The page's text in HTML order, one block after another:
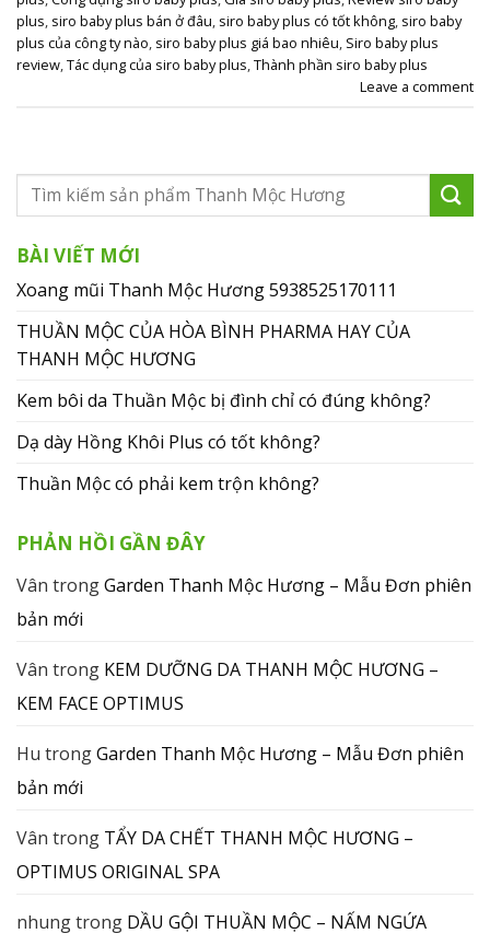
plus, siro baby plus bán ở đâu, siro baby plus có tốt không, siro baby
plus của công ty nào, siro baby plus giá bao nhiêu, Siro baby plus
review,Tác dụng của siro baby plus,Thành phần siro baby plus
Leave a comment
BÀI VIẾT MỚI
Xoang mũi Thanh Mộc Hương 5938525170111
THUẦN MỘC CỦA HÒA BÌNH PHARMA HAY CỦA
THANH MỘC HƯƠNG
Kem bôi da Thuần Mộc bị đình chỉ có đúng không?
Dạ dày Hồng Khôi Plus có tốt không?
Thuần Mộc có phải kem trộn không?
PHẢN HỒI GẦN ĐÂY
Vân trongGarden Thanh Mộc Hương – Mẫu Đơn phiên
bản mới
Vân trong KEM DƯỠNG DA THANH MỘC HƯƠNG –
KEM FACE OPTIMUS
Hu trongGarden Thanh Mộc Hương – Mẫu Đơn phiên
bản mới
Vân trong TẨY DA CHẾT THANH MỘC HƯƠNG –
OPTIMUS ORIGINAL SPA
nhungtrong DẦU GỘI THUẦN MỘC – NẤM NGỨA